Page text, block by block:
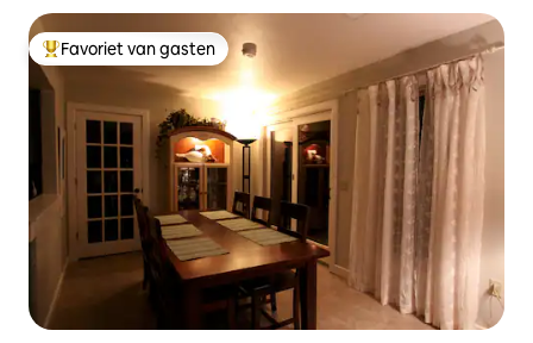
Topfavoriet van gasten
Favoriet van gasten